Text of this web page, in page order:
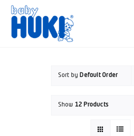
Skip
content
Sort by Default Order
Show 12 Products